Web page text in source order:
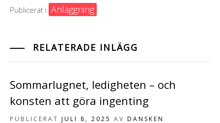
Publicerat i Anläggning
RELATERADE INLÄGG
Sommarlugnet, ledigheten – och
konsten att göra ingenting
PUBLICERAT JULI 8, 2025 AV DANSKEN